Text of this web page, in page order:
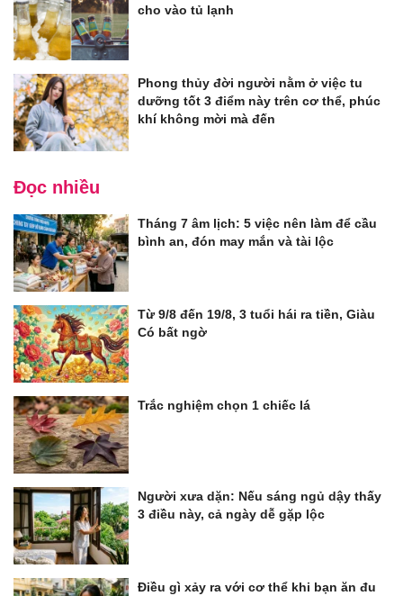
cho vào tủ lạnh
Phong thủy đời người nằm ở việc tu
dưỡng tốt 3 điểm này trên cơ thể, phúc
khí không mời mà đến
Đọc nhiều
Tháng 7 âm lịch: 5 việc nên làm để cầu
bình an, đón may mắn và tài lộc
Từ 9/8 đến 19/8, 3 tuổi hái ra tiền, Giàu
Có bất ngờ
Trắc nghiệm chọn 1 chiếc lá
Người xưa dặn: Nếu sáng ngủ dậy thấy
3 điều này, cả ngày dễ gặp lộc
Điều gì xảy ra với cơ thể khi bạn ăn đu